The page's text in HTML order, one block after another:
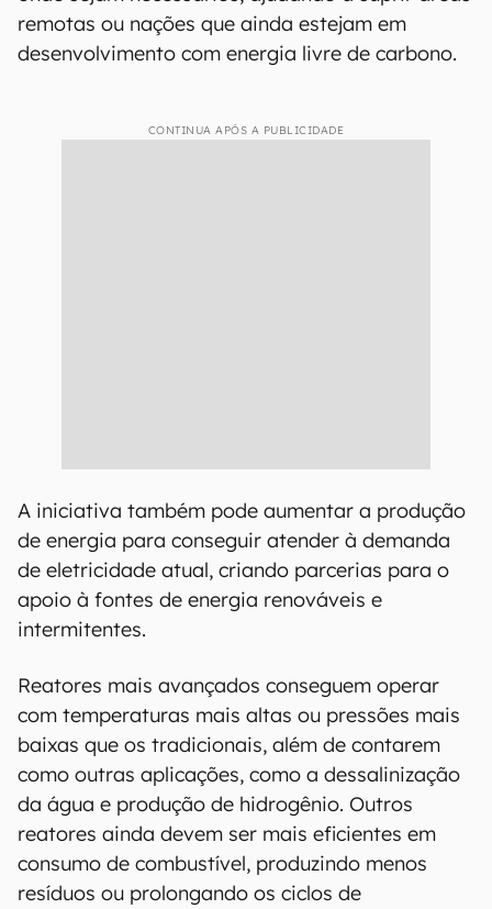
remotas ou nações que ainda estejam em
desenvolvimento com energia livre de carbono.
CONTINUA APÓS A PUBLICIDADE
A iniciativa também pode aumentar a produção
de energia para conseguir atender à demanda
de eletricidade atual, criando parcerias para o
apoio à fontes de energia renováveis e
intermitentes.
Reatores mais avançados conseguem operar
com temperaturas mais altas ou pressões mais
baixas que os tradicionais, além de contarem
como outras aplicações, como a dessalinização
da água e produção de hidrogênio. Outros
reatores ainda devem ser mais eficientes em
consumo de combustível, produzindo menos
resíduos ou prolongando os ciclos de